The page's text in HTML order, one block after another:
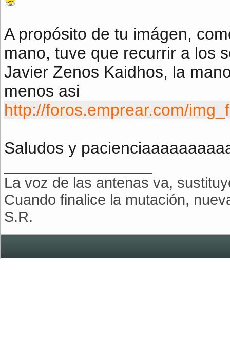
A propósito de tu imágen,
mano, tuve que recurrir a los
Javier Zenos Kaidhos, la
menos asi
http://foros.emprear.com/
Saludos y
La voz de las antenas va,
Cuando finalice la mutación,
S.R.